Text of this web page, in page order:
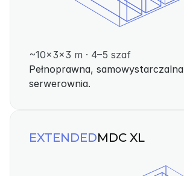
~10×3×3 m · 4–5 szaf
Pełnoprawna, samowystarczalna
serwerownia.
EXTENDEDMDC XL